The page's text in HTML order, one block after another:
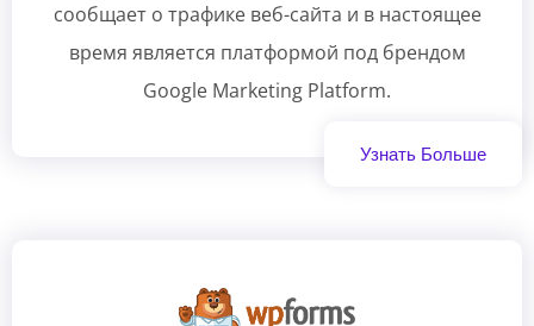
сообщает о трафике веб-сайта и в настоящее
время является платформой под брендом
Google Marketing Platform.
Узнать Больше